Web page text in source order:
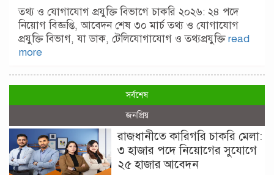
তথ্য ও যোগাযোগ প্রযুক্তি বিভাগে চাকরি ২০২৬: ২৪ পদে
নিয়োগ বিজ্ঞপ্তি, আবেদন শেষ ৩০ মার্চ তথ্য ও যোগাযোগ
প্রযুক্তি বিভাগ, যা ডাক, টেলিযোগাযোগ ও তথ্যপ্রযুক্তিread
more
সর্বশেষ
জনপ্রিয়
রাজধানীতে কারিগরি চাকরি মেলা:
৩ হাজার পদে নিয়োগের সুযোগে
২৫ হাজার আবেদন